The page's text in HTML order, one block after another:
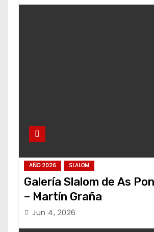
AÑO 2026 SLALOM
Galería Slalom de As
– Martín Graña
Jun 4, 2026